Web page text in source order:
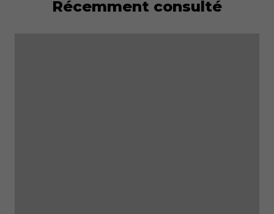
Récemment consulté